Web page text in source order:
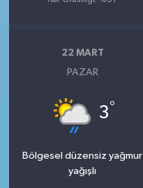
22 MART
PAZAR
3°
Bölgesel düzensiz yağmur
yağışlı